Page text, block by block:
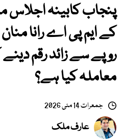
پنجاب کابینہ
روپے سے زائد رقم
معاملہ کیا ہے؟
جمعرات 14 مئی 2026
عارف ملک